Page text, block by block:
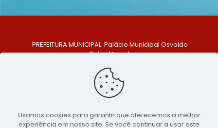
PREFEITURA MUNICIPAL: Palácio Municipal Osvaldo
Celso Maciel
Centro, São Bento do Una - PE. CEP: 553370-128
TELEFONE: (81) 99548-1569
E-MAIL: ouvidoria@saobentodouna.pe.gov.br
Usamos cookies para garantir que oferecemos a melhor
experiência em nosso site. Se você continuar a usar este